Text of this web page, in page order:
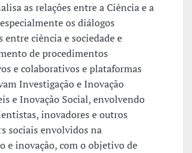
as relações entre a Ciência e a
os diálogos
entre ciência e sociedade e
de procedimentos
e colaborativos e plataformas
Investigação e Inovação
e Inovação Social, envolvendo
inovadores e outros
sociais envolvidos na
e inovação, com o objetivo de